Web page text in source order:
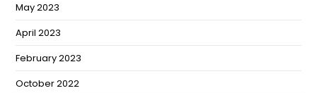
May 2023
April 2023
February 2023
October 2022